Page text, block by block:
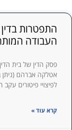
התפטרות
העבודה
פסק הדין של בית
לפיצויי פיטורים
קרא עוד »